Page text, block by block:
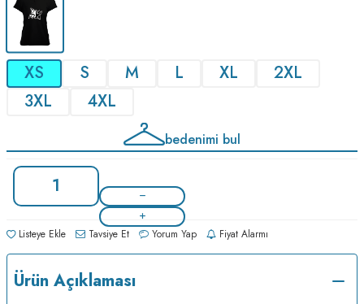
XS S M L XL
2XL
3XL
4XL
bedenimi bul
Listeye Ekle Tavsiye Et Yorum Yap Fiyat Alarmı
Ürün Açıklaması